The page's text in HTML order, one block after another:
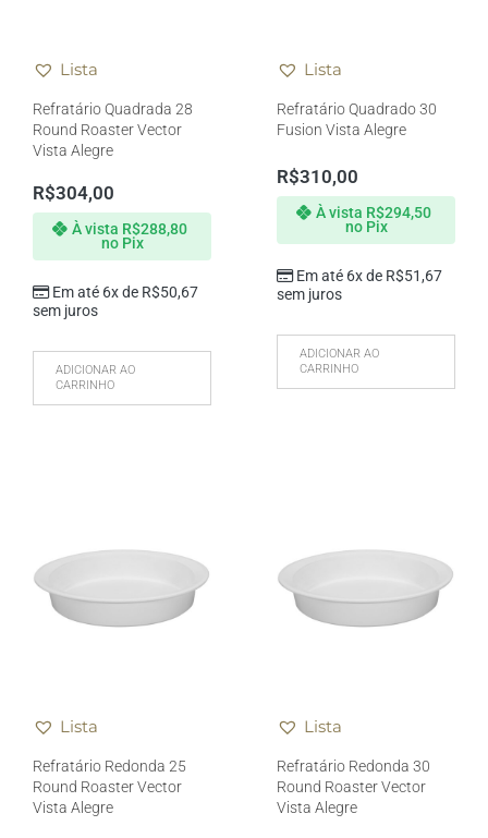
Lista
Refratário Quadrada 28
Round Roaster Vector
Vista Alegre
R$304,00
Em até 6x de R$50,67
sem juros
À vista R$288,80
no Pix
ADICIONAR AO
CARRINHO
Lista
Refratário Quadrado 30
Fusion Vista Alegre
R$310,00
Em até 6x de R$51,67
sem juros
À vista R$294,50
no Pix
ADICIONAR AO
CARRINHO
Lista
Refratário Redonda 25
Round Roaster Vector
Vista Alegre
Lista
Refratário Redonda 30
Round Roaster Vector
Vista Alegre